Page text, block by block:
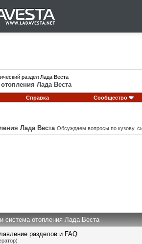
раздел Лада Веста
Лада Веста
Справка Сообщество
Лада Веста Обсуждаем вопросы по кузову,
система отопления Лада Веста
разделов и FAQ